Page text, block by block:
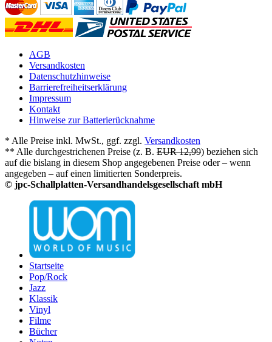
AGB
Versandkosten
Datenschutzhinweise
Barrierefreiheitserklärung
Impressum
Kontakt
Hinweise zur Batterierücknahme
* Alle Preise inkl. MwSt., ggf. zzgl. Versandkosten
** Alle durchgestrichenen Preise (z. B. EUR 12,99) beziehen sich
auf die bislang in diesem Shop angegebenen Preise oder – wenn
angegeben – auf einen limitierten Sonderpreis.
© jpc-Schallplatten-Versandhandelsgesellschaft mbH
Startseite
Pop/Rock
Jazz
Klassik
Vinyl
Filme
Bücher